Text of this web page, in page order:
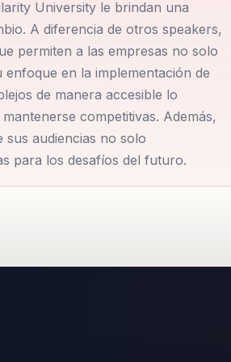
y el desarrollo empresarial
como 'Personalidad Destacada en
Konex a 'Empresarios
y su capacidad para inspirar el
University le brindan una
A diferencia de otros speakers,
permiten a las empresas no solo
en la implementación de
de manera accesible lo
competitivas. Además,
audiencias no solo
para los desafíos del futuro.